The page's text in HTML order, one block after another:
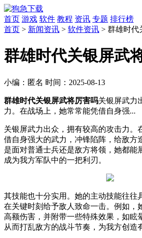
首页 游戏 软件 教程 资讯 专题 排行榜
首页 > 新闻资讯 > 软件资讯 > 群雄时代
群雄时代关银屏武
小编： 匿名 时间： 2025-08-13
群雄时代关银屏武将厉害吗关银屏武力
力。在战场上，她常常能凭借自身强...
关银屏武力出众，拥有较高的攻击力。
借自身强大的武力，冲锋陷阵，给敌方
是面对普通士兵还是敌方将领，她都能
成为我方军队中的一把利刃。
其技能也十分实用。她的主动技能往往
在关键时刻给予敌人致命一击。例如，
高额伤害，并附带一些特殊效果，如眩
从而打乱敌方的战斗节奏，为我方创造